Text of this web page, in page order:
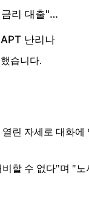
습니다.
린 자세로 대화
할 수 없다"며 "